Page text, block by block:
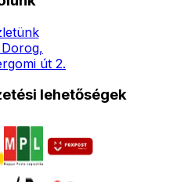
út 2.
lehetőségek